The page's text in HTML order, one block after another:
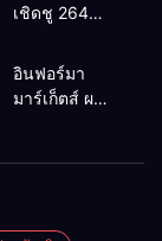
เชิดชู 264
บ้านยอดเยี่ยม
มอบแหนบ
เกียรติยศแห่ง
อินฟอร์มา
มาร์เก็ตส์ ผนึก